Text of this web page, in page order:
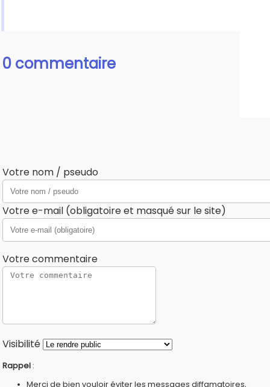
0 commentaire
Votre nom / pseudo
Votre e-mail (obligatoire et masqué sur le site)
Votre commentaire
Visibilité
Rappel :
Merci de bien vouloir éviter les messages diffamatoires,